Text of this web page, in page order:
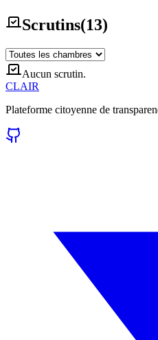
Scrutins(13)
Aucun scrutin.
CLAIR
Plateforme citoyenne de